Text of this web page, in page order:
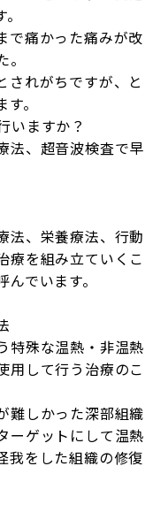
で痛かった痛みが改
されがちですが、と
。
いますか？
法、超音波検査で早
法、栄養療法、行動
療を組み立ていくこ
でいます。
特殊な温熱・非温熱
用して行う治療のこ
難しかった深部組織
ーゲットにして温熱
我をした組織の修復